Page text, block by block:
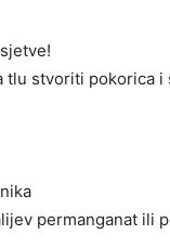
tlu stvoriti pokorica i
permanganat ili